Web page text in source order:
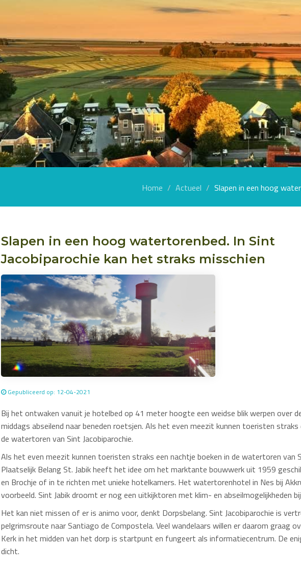
Home Actueel Slapen in een hoog
Slapen in een hoog watertorenbed. In Sint
Jacobiparochie kan het straks misschien
Gepubliceerd op: 12-04-2021
Bij het ontwaken vanuit je hotelbed op 41 meter hoogte een weidse blik werpen over
middags abseilend naar beneden roetsjen. Als het even meezit kunnen toeristen straks
de watertoren van Sint Jacobiparochie.
Als het even meezit kunnen toeristen straks een nachtje boeken in de watertoren van
Plaatselijk Belang St. Jabik heeft het idee om het marktante bouwwerk uit 1959
en Brochje of in te richten met unieke hotelkamers. Het watertorenhotel in Nes bij
voorbeeld. Sint Jabik droomt er nog een uitkijktoren met klim- en abseilmogelijkheden
Het kan niet missen of er is animo voor, denkt Dorpsbelang. Sint Jacobiparochie is
pelgrimsroute naar Santiago de Compostela. Veel wandelaars willen er daarom graag
Kerk in het midden van het dorp is startpunt en fungeert als informatiecentrum. De
dicht.